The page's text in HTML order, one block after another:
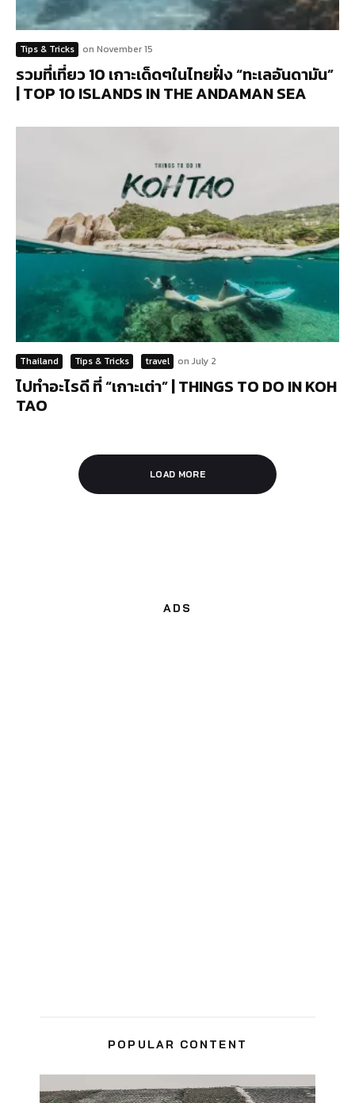
Tips & Tricks on November 15
รวมที่เที่ยว 10 เกาะเด็ดๆในไทยฝั่ง “ทะเลอันดามัน”
| TOP 10 ISLANDS IN THE ANDAMAN SEA
Thailand Tips & Tricks travel on July 2
ไปทำอะไรดี ที่ “เกาะเต่า” | THINGS TO DO IN KOH
TAO
LOAD MORE
ADS
POPULAR CONTENT